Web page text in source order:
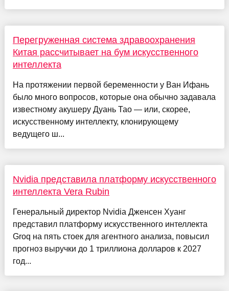
Перегруженная система здравоохранения
Китая рассчитывает на бум искусственного
интеллекта
На протяжении первой беременности у Ван Ифань
было много вопросов, которые она обычно задавала
известному акушеру Дуань Тао — или, скорее,
искусственному интеллекту, клонирующему
ведущего ш...
Nvidia представила платформу искусственного
интеллекта Vera Rubin
Генеральный директор Nvidia Дженсен Хуанг
представил платформу искусственного интеллекта
Groq на пять стоек для агентного анализа, повысил
прогноз выручки до 1 триллиона долларов к 2027
год...